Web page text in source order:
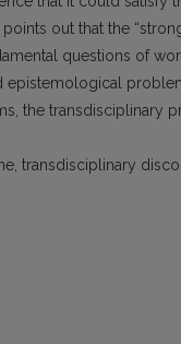
out that the
questions of
the transdisciplinary
transdisciplinary